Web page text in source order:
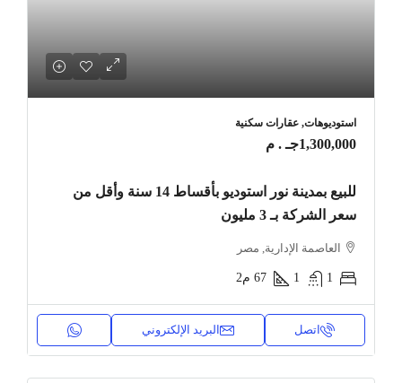
استوديوهات, عقارات سكنية
1,300,000جـ . م
للبيع بمدينة نور استوديو بأقساط 14 سنة وأقل من
سعر الشركة بـ 3 مليون
العاصمة الإدارية, مصر
1
1
67 م2
اتصل البريد الإلكتروني